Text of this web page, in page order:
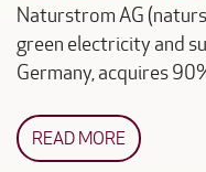
Naturstrom AG
green electricity and
Germany, acquires
READ MORE